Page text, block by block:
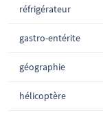
réfrigérateur
gastro-entérite
géographie
hélicoptère